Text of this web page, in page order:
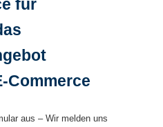
für
Commerce
aus – Wir melden uns